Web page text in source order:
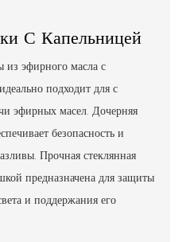
С Капельницей
из эфирного масла с
подходит для с
эфирных масел. Дочерняя
безопасность и
Прочная стеклянная
предназначена для защиты
и поддержания его